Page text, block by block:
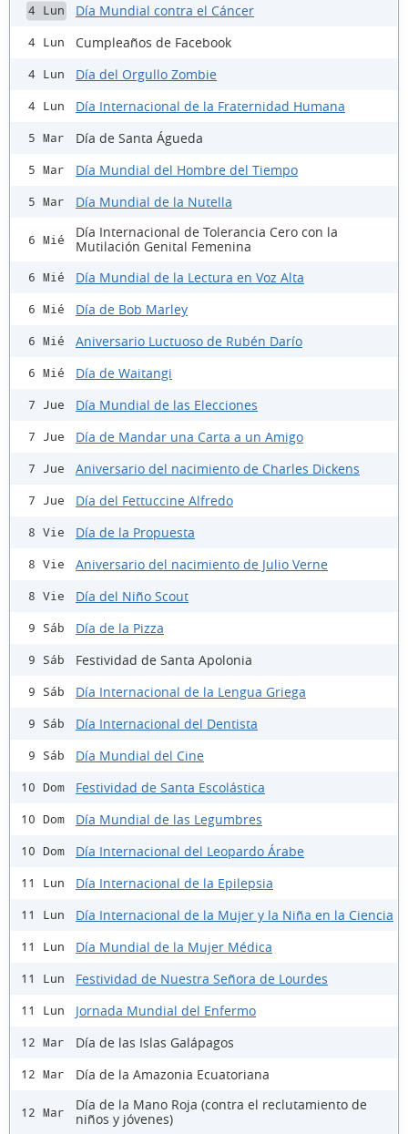
4 Lun Día Mundial contra el Cáncer
4 Lun Cumpleaños de Facebook
4 Lun Día del Orgullo Zombie
4 Lun Día Internacional de la Fraternidad Humana
5 Mar Día de Santa Águeda
5 Mar Día Mundial del Hombre del Tiempo
5 Mar Día Mundial de la Nutella
6 Mié
Día Internacional de Tolerancia Cero con la
Mutilación Genital Femenina
6 Mié Día Mundial de la Lectura en Voz Alta
6 Mié Día de Bob Marley
6 Mié Aniversario Luctuoso de Rubén Darío
6 Mié Día de Waitangi
7 Jue Día Mundial de las Elecciones
7 Jue Día de Mandar una Carta a un Amigo
7 Jue Aniversario del nacimiento de Charles Dickens
7 Jue Día del Fettuccine Alfredo
8 Vie Día de la Propuesta
8 Vie Aniversario del nacimiento de Julio Verne
8 Vie Día del Niño Scout
9 Sáb Día de la Pizza
9 Sáb Festividad de Santa Apolonia
9 Sáb Día Internacional de la Lengua Griega
9 Sáb Día Internacional del Dentista
9 Sáb Día Mundial del Cine
10 Dom Festividad de Santa Escolástica
10 Dom Día Mundial de las Legumbres
10 Dom Día Internacional del Leopardo Árabe
11 Lun Día Internacional de la Epilepsia
11 Lun Día Internacional de la Mujer y la Niña en la Ciencia
11 Lun Día Mundial de la Mujer Médica
11 Lun Festividad de Nuestra Señora de Lourdes
11 Lun Jornada Mundial del Enfermo
12 Mar Día de las Islas Galápagos
12 Mar Día de la Amazonia Ecuatoriana
12 Mar
Día de la Mano Roja (contra el reclutamiento de
niños y jóvenes)